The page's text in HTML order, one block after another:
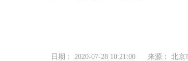
日期： 2020-07-28 10:21:00 来源： 北京